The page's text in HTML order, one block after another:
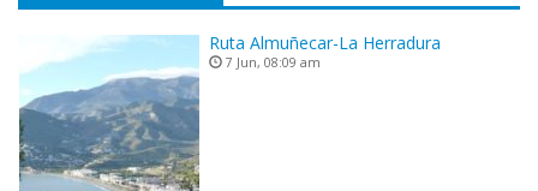
Ruta Almuñecar-La Herradura
7 Jun, 08:09 am